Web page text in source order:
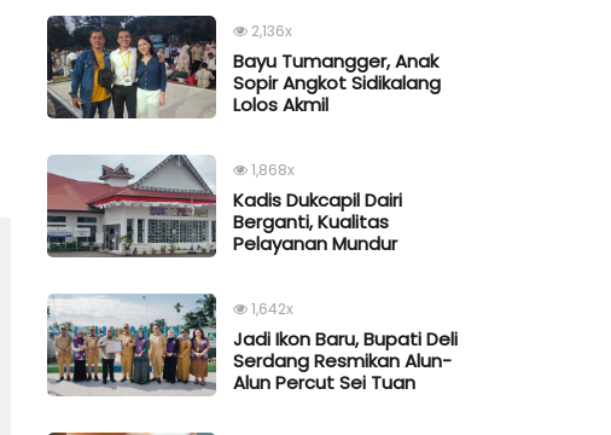
2,136x
Bayu Tumangger, Anak
Sopir Angkot Sidikalang
Lolos Akmil
1,868x
Kadis Dukcapil Dairi
Berganti, Kualitas
Pelayanan Mundur
1,642x
Jadi Ikon Baru, Bupati Deli
Serdang Resmikan Alun-
Alun Percut Sei Tuan